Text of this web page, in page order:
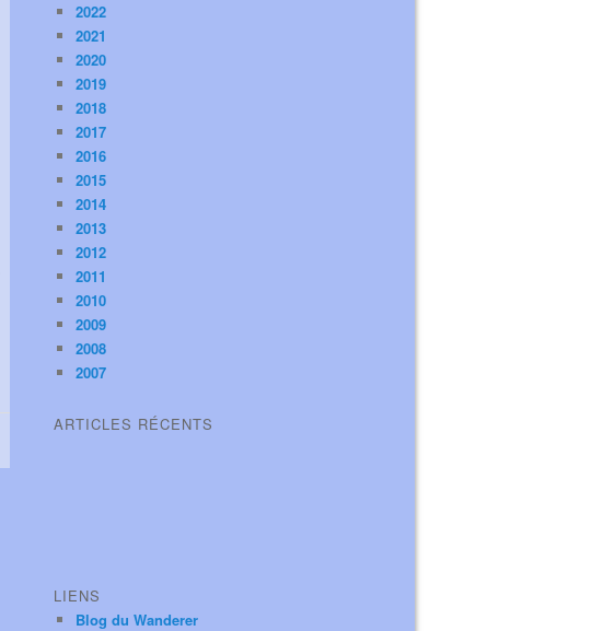
2022
2021
2020
2019
2018
2017
2016
2015
2014
2013
2012
2011
2010
2009
2008
2007
ARTICLES RÉCENTS
LIENS
Blog du Wanderer